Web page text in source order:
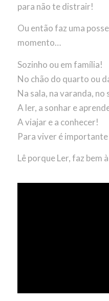
para não te distrair!
Ou então faz uma
momento…
Sozinho ou em família!
No chão do quarto ou
Na sala, na varanda,
A ler, a sonhar e
A viajar e a conhecer!
Para viver é
Lê porque Ler, faz bem